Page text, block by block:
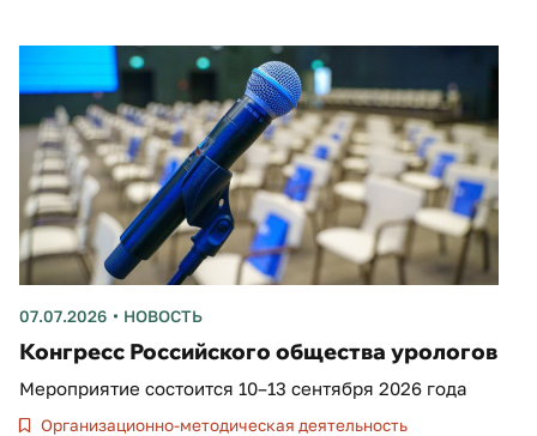
07.07.2026 НОВОСТЬ
Конгресс Российского общества урологов
Мероприятие состоится 10–13 сентября 2026 года
Организационно-методическая деятельность